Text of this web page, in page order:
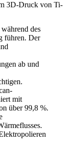
3D-Druck von Ti-
des
führen. Der
ab und
mit
über 99,8 %.